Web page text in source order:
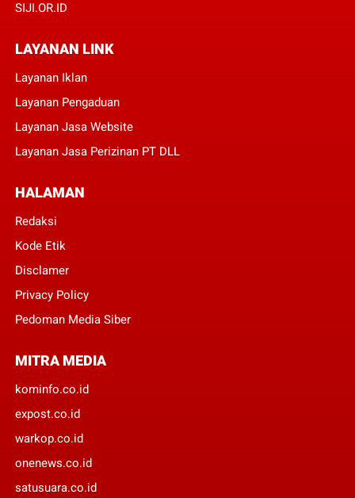
SIJI.OR.ID
LAYANAN LINK
Layanan Iklan
Layanan Pengaduan
Layanan Jasa Website
Layanan Jasa Perizinan PT DLL
HALAMAN
Redaksi
Kode Etik
Disclamer
Privacy Policy
Pedoman Media Siber
MITRA MEDIA
kominfo.co.id
expost.co.id
warkop.co.id
onenews.co.id
satusuara.co.id